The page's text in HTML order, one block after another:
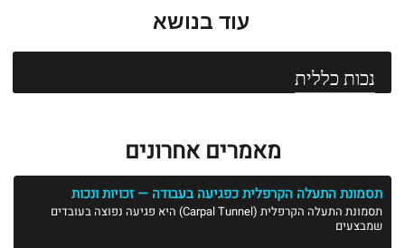
עוד בנושא
נכות כללית
מאמרים אחרונים
תסמונת התעלה הקרפלית כפגיעה בעבודה — זכויות ונכות
תסמונת התעלה הקרפלית (Carpal Tunnel) היא פגיעה נפוצה בעובדים
שמבצעים